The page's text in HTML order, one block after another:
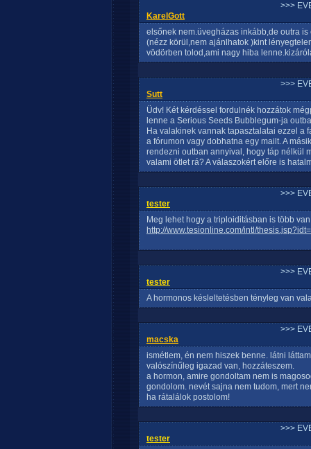
>>>
KarelGott
elsőnek nem.üvegházas inkább,de outra
(nézz körül,nem ajánlhatok )kint
vödörben tolod,ami nagy hiba
>>>
Sutt
Üdv! Két kérdéssel fordulnék hozzátok
lenne a Serious Seeds Bubblegum-ja
Ha valakinek vannak tapasztalatai ezzel a
a fórumon vagy dobhatna egy mailt. A
rendezni outban annyival, hogy táp nélkül
valami ötlet rá? A válaszokért előre is
>>>
tester
Meg lehet hogy a triploiditásban is több
http://www.tesionline.com/intl/
>>>
tester
A hormonos késleltetésben tényleg van
>>>
macska
ismétlem, én nem hiszek benne. látni
valószínűleg igazad van, hozzáteszem.
a hormon, amire gondoltam nem is
gondolom. nevét sajna nem tudom, mert
ha rátalálok postolom!
>>>
tester